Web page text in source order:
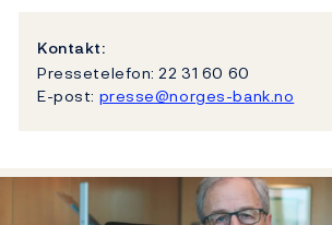
Kontakt:
Pressetelefon: 22 31 60 60
E-post: presse@norges-bank.no